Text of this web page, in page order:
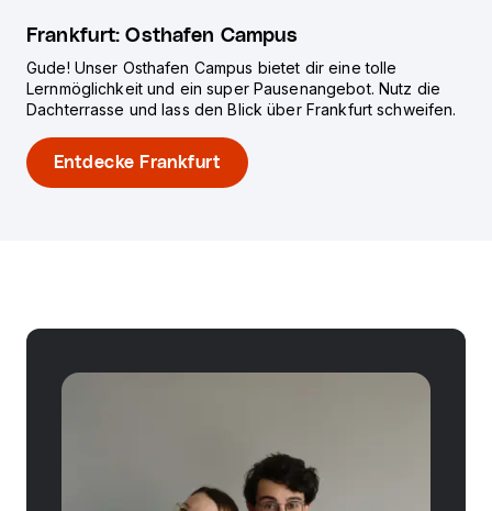
Frankfurt: Osthafen Campus
Gude! Unser Osthafen Campus bietet dir eine tolle
Lernmöglichkeit und ein super Pausenangebot. Nutz die
Dachterrasse und lass den Blick über Frankfurt schweifen.
Entdecke Frankfurt